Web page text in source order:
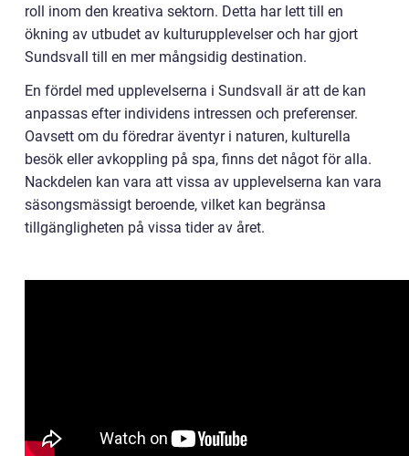
roll inom den kreativa sektorn. Detta har lett till en
ökning av utbudet av kulturupplevelser och har gjort
Sundsvall till en mer mångsidig destination.
En fördel med upplevelserna i Sundsvall är att de kan
anpassas efter individens intressen och preferenser.
Oavsett om du föredrar äventyr i naturen, kulturella
besök eller avkoppling på spa, finns det något för alla.
Nackdelen kan vara att vissa av upplevelserna kan vara
säsongsmässigt beroende, vilket kan begränsa
tillgängligheten på vissa tider av året.